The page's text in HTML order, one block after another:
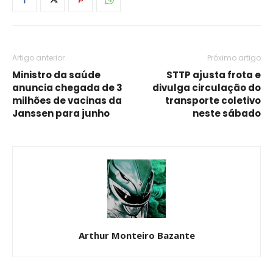
Artigo anterior
Ministro da saúde
anuncia chegada de 3
milhões de vacinas da
Janssen para junho
Próximo artigo
STTP ajusta frota e
divulga circulação do
transporte coletivo
neste sábado
Arthur Monteiro Bazante